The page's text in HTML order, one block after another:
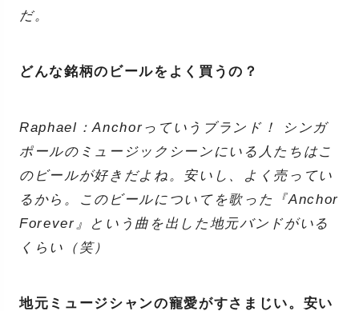
だ。
どんな銘柄のビールをよく買うの？
Raphael：Anchorっていうブランド！ シンガ
ポールのミュージックシーンにいる人たちはこ
のビールが好きだよね。安いし、よく売ってい
るから。このビールについてを歌った『Anchor
Forever』という曲を出した地元バンドがいる
くらい（笑）
地元ミュージシャンの寵愛がすさまじい。安い